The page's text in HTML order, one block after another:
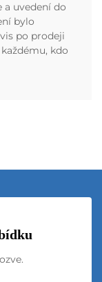
uvedení do
bylo
po prodeji
kdo